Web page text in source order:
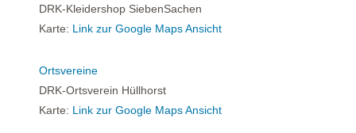
DRK-Kleidershop SiebenSachen
Karte: Link zur Google Maps Ansicht
Ortsvereine
DRK-Ortsverein Hüllhorst
Karte: Link zur Google Maps Ansicht